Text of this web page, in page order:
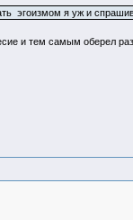
эгоизмом я уж и
и тем самым оберел